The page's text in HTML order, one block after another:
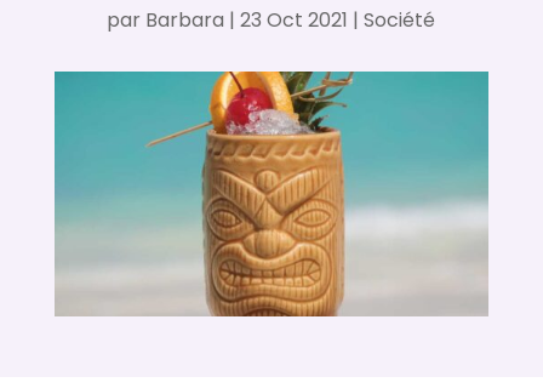
par Barbara |23 Oct 2021 |Société